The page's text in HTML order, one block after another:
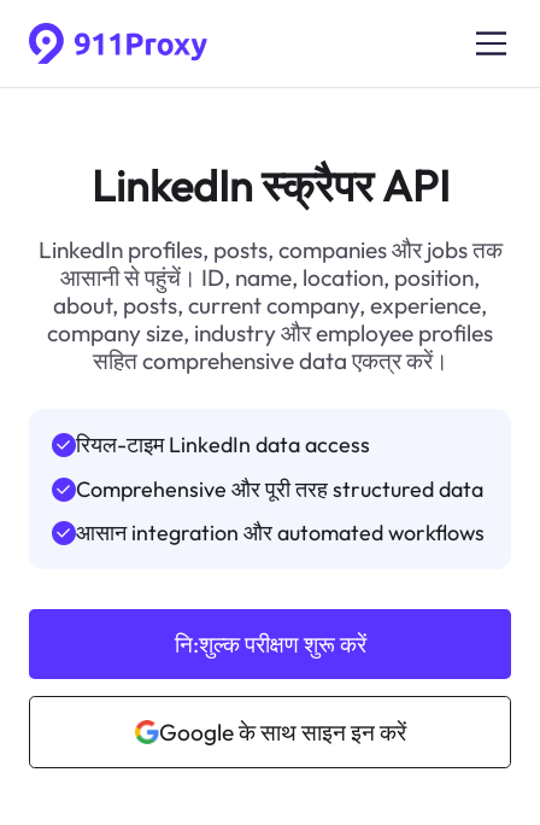
LinkedIn स्क्रैपर API
LinkedIn profiles, posts, companies और jobs तक
आसानी से पहुंचें। ID, name, location, position,
about, posts, current company, experience,
company size, industry और employee profiles
सहित comprehensive data एकत्र करें।
रियल-टाइम LinkedIn data access
Comprehensive और पूरी तरह structured data
आसान integration और automated workflows
नि:शुल्क परीक्षण शुरू करें
Google के साथ साइन इन करें